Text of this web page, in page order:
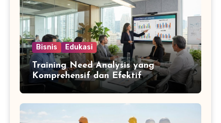
Bisnis Edukasi
Training Need Analysis yang
Komprehensif dan Efektif